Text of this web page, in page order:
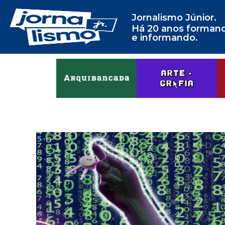
Jornalismo Júnior.
Há 20 anos
e informando.